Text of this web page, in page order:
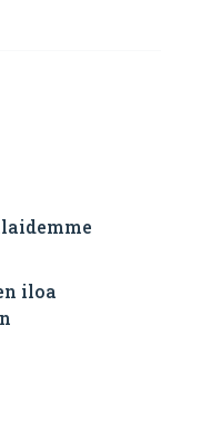
iloa